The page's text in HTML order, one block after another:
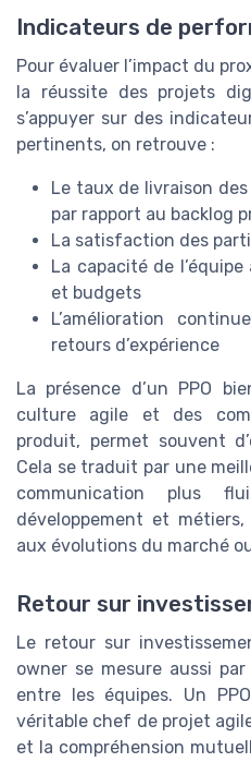
Indicateurs de
Pour évaluer l’impact du
la réussite des projets
s’appuyer sur des
pertinents, on retrouve :
Le taux de livraison
par rapport au backlog
La satisfaction des
La capacité de
et budgets
L’amélioration
retours d’expérience
La présence d’un PPO
culture agile et des
produit, permet souvent
Cela se traduit par une
communication plus
développement et
aux évolutions du marché
Retour sur
Le retour sur
owner se mesure aussi
entre les équipes. Un
véritable chef de projet
et la compréhension